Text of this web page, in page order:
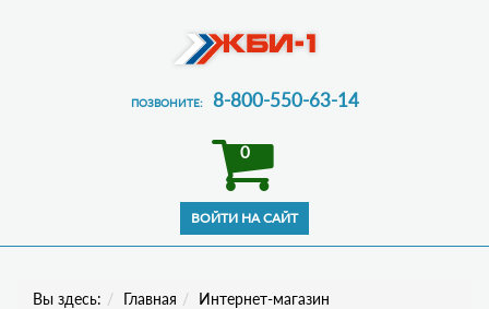
ПОЗВОНИТЕ: 8-800-550-63-14
0
Вы здесь: Главная
Интернет-магазин